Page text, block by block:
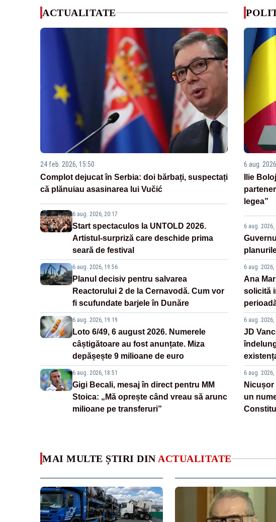
ACTUALITATE
24 feb. 2026, 15:50
Complot dejucat în Serbia: doi bărbați, suspectați
că plănuiau asasinarea lui Vučić
6 aug. 2026, 20:17
Start spectaculos la UNTOLD 2026.
Artistul-surpriză care deschide prima
seară de festival
6 aug. 2026, 19:56
Planul decisiv pentru salvarea
Reactorului 2 de la Cernavodă. Cum vor
fi scufundate barjele în Dunăre
6 aug. 2026, 19:19
Loto 6/49, 6 august 2026. Numerele
câștigătoare au fost anunțate. Miza
depășește 9 milioane de euro
6 aug. 2026, 18:51
Gigi Becali, mesaj în direct pentru MM
Stoica: „Mă oprește când vreau să arunc
milioane pe transferuri”
6 aug.
Ilie
legea”
6 aug. 2026,
6 aug. 2026,
Ana
solicită
6 aug. 2026,
JD
6 aug. 2026,
un
MAI MULTE ȘTIRI DIN ACTUALITATE